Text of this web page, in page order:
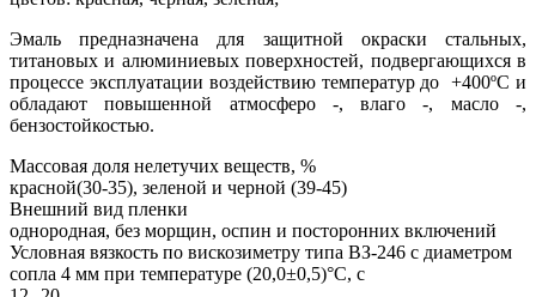
Эмаль предназначена для защитной окраски стальных,
титановых и алюминиевых поверхностей, подвергающихся в
процессе эксплуатации воздействию температур до +400ºС и
обладают повышенной атмосферо -, влаго -, масло -,
бензостойкостью.
Массовая доля нелетучих веществ, %
красной(30-35), зеленой и черной (39-45)
Внешний вид пленки
однородная, без морщин, оспин и посторонних включений
Условная вязкость по вискозиметру типа ВЗ-246 с диаметром
сопла 4 мм при температуре (20,0±0,5)°С, с